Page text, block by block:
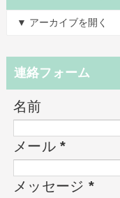
▼ アーカイブを開く
連絡フォーム
名前
メール*
メッセージ *